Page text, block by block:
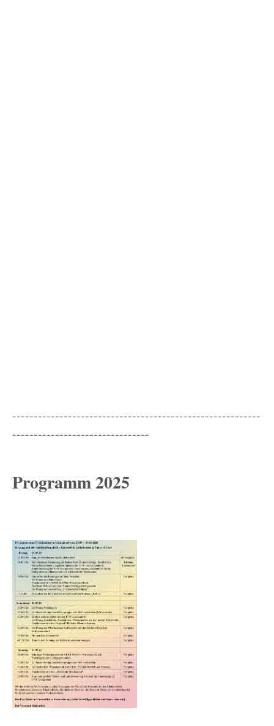
----------------------------------------------------------
--------------------------------
Programm 2025